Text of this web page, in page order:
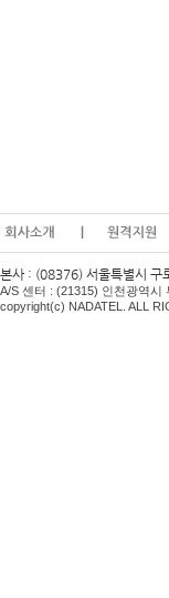
본사 : (08376) 서울특별시
A/S 센터 : (21315) 인천광역시
copyright(c) NADATEL. ALL